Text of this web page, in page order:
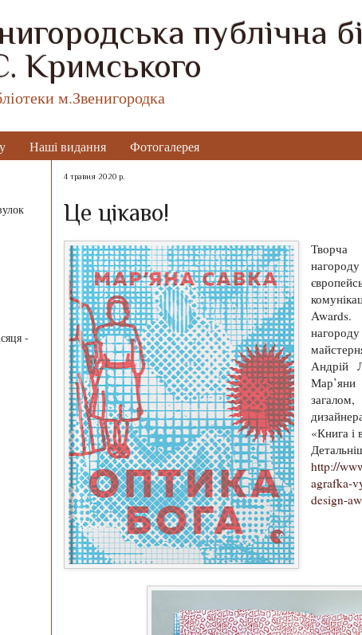
публічна
Кримського
м.Звенигородка
Наші видання Фотогалерея
4 травня 2020 р.
Це цікаво!
Творча
Awards.
Андрій
«Книга і
http://
agrafka-
design-
-